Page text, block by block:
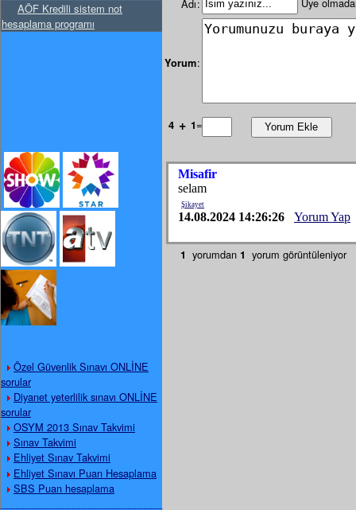
AÖF Kredili sistem not
hesaplama programı
Özel Güvenlik Sınavı ONLİNE
sorular
Diyanet yeterlilik sınavı ONLİNE
sorular
OSYM 2013 Sınav Takvimi
Sınav Takvimi
Ehliyet Sınav Takvimi
Ehliyet Sınavı Puan Hesaplama
SBS Puan hesaplama
Adı:
Yorum:
4 + 1=
Misafir
selam
Şikayet
14.08.2024 14:26:26 Yorum Yap
1 yorumdan 1 yorum görüntüleniyor